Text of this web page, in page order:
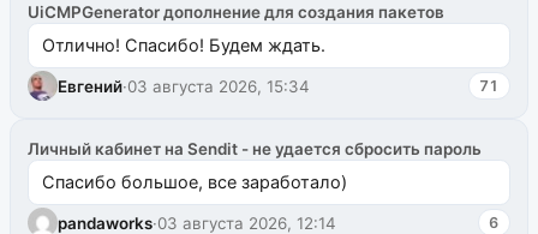
UiCMPGenerator дополнение для создания пакетов
Отлично! Спасибо! Будем ждать.
Евгений·03 августа 2026, 15:34 71
Личный кабинет на Sendit - не удается сбросить пароль
Спасибо большое, все заработало)
pandaworks·03 августа 2026, 12:14 6